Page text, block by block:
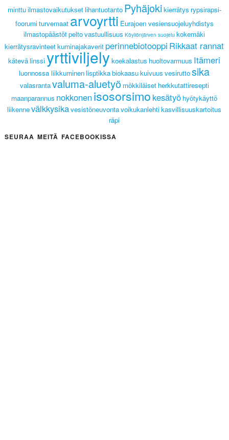
minttuilmastovaikutuksetlihantuotanto Pyhäjokikierrätys rypsirapsi-
foorumiturvemaat arvoyrtti Eurajoen vesiensuojeluyhdistys
ilmastopäästötpeltovastuullisuus Köyliönjärven suojelu kokemäki
kierrätysravinteetkuminajakaverit perinnebiotooppi Rikkaat rannat
kätevälinssiyrttiviljelykoekalastus huoltovarmuus Itämeri
luonnossa liikkuminenlisptikkabiokaasukuivuus vesiruttosika
valasrantavaluma-aluetyö mökkiläiset herkkutattiresepti
maanparannus nokkonenisosorsimo kesätyö hyötykäyttö
liikennevälkkysikavesistöneuvontavoikukanlehtikasvillisuuskartoitus
räpi
SEURAA MEITÄ FACEBOOKISSA